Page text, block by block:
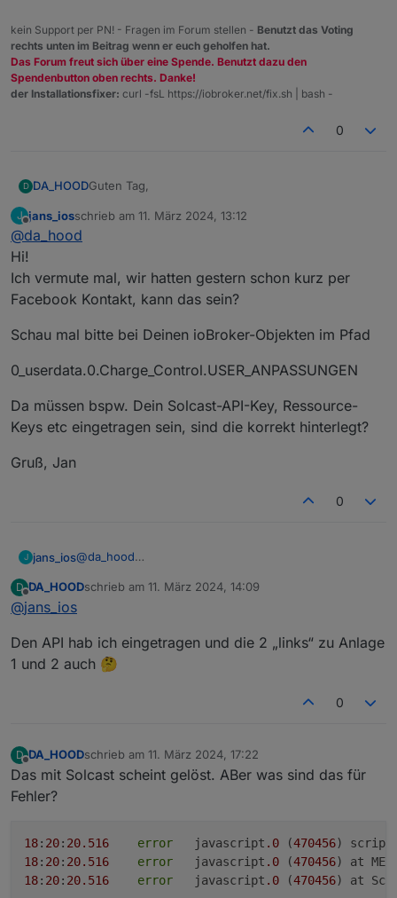
kein Support per PN! - Fragen im Forum stellen - Benutzt das Voting
rechts unten im Beitrag wenn er euch geholfen hat.
Das Forum freut sich über eine Spende. Benutzt dazu den
Spendenbutton oben rechts. Danke!
der Installationsfixer: curl -fsL https://iobroker.net/fix.sh | bash -
0
D DA_HOODGuten Tag,
ich habe gestern versucht das ganze zu installieren,
und habe die ganzen Werte auch eingetragen.
Beim starten des Scripts gibt es auch
Fehlermeldungen aus denen ich nicht schlau werde.
J
Offline
jans_iosschrieb am 11. März 2024, 13:12
zuletzt editiert von
@da_hood
Hi!
Ich vermute mal, wir hatten gestern schon kurz per
Facebook Kontakt, kann das sein?
Schau mal bitte bei Deinen ioBroker-Objekten im Pfad
0_userdata.0.Charge_Control.USER_ANPASSUNGEN
Da müssen bspw. Dein Solcast-API-Key, Ressource-
Keys etc eingetragen sein, sind die korrekt hinterlegt?
Gruß, Jan
0
J jans_ios@da_hood
Ich vermute mal, wir hatten gestern schon kurz per
Facebook Kontakt, kann das sein?
Schau mal bitte bei Deinen ioBroker-Objekten im Pfad
Da müssen bspw. Dein Solcast-API-Key, Ressource-
Keys etc eingetragen sein, sind die korrekt hinterlegt?
D
Offline
DA_HOODschrieb am 11. März 2024, 14:09
zuletzt editiert von
@jans_ios
Den API hab ich eingetragen und die 2 „links“ zu Anlage
1 und 2 auch 🤔
0
D
Offline
DA_HOODschrieb am 11. März 2024, 17:22
zuletzt editiert von
Das mit Solcast scheint gelöst. ABer was sind das für
Fehler?
18: 20: 20.516 error
	javascript
.0 (470456)
18: 20: 20.516 error
	javascript
.0 (470456) at
18: 20: 20.516 error
	javascript
.0 (470456) at